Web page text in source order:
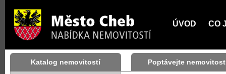
ÚVOD CO
Katalog nemovitostí Poptávejte nemovitost